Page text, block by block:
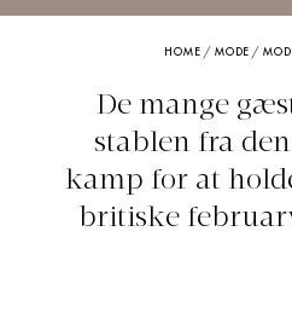
HOME / MODE /
De mange
stablen fra
kamp for at
britiske